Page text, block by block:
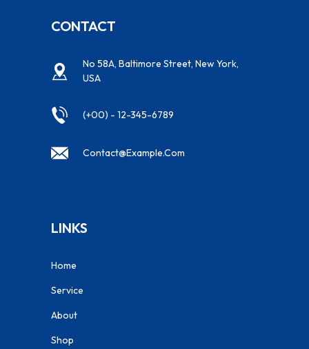
CONTACT
No 58A, Baltimore Street, New York,
USA
(+00) - 12-345-6789
Contact@example.com
LINKS
Home
Service
About
Shop